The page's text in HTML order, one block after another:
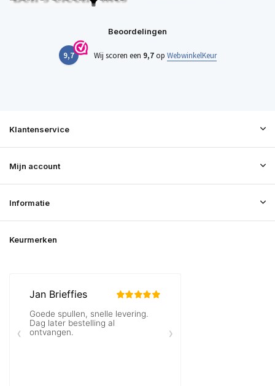
Beoordelingen
9,7 Wij scoren een 9,7op WebwinkelKeur
Klantenservice
Mijn account
Informatie
Keurmerken